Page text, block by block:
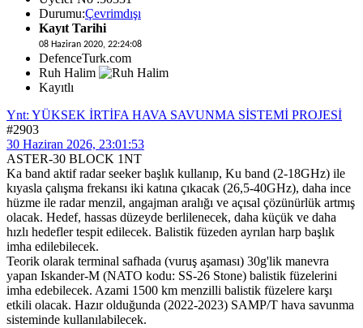
Durumu:Çevrimdışı
Kayıt Tarihi
08 Haziran 2020, 22:24:08
DefenceTurk.com
Ruh Halim
Kayıtlı
Ynt: YÜKSEK İRTİFA HAVA SAVUNMA SİSTEMİ PROJESİ
#2903
30 Haziran 2026, 23:01:53
ASTER-30 BLOCK 1NT
Ka band aktif radar seeker başlık kullanıp, Ku band (2-18GHz) ile
kıyasla çalışma frekansı iki katına çıkacak (26,5-40GHz), daha ince
hüzme ile radar menzil, angajman aralığı ve açısal çözünürlük artmış
olacak. Hedef, hassas düzeyde berlilenecek, daha küçük ve daha
hızlı hedefler tespit edilecek. Balistik füzeden ayrılan harp başlık
imha edilebilecek.
Teorik olarak terminal safhada (vuruş aşaması) 30g'lik manevra
yapan Iskander-M (NATO kodu: SS-26 Stone) balistik füzelerini
imha edebilecek. Azami 1500 km menzilli balistik füzelere karşı
etkili olacak. Hazır olduğunda (2022-2023) SAMP/T hava savunma
sisteminde kullanılabilecek.